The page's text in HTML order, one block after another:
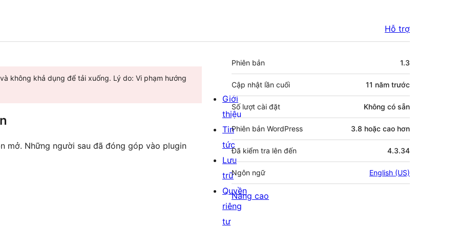
Hỗ trợ
không khả dụng để tải xuống. Lý do: Vi phạm hướng
mở. Những người sau đã đóng góp vào plugin
Meta
Phiên bản 1.3
Cập nhật lần cuối 11 năm trước
Số lượt cài đặt Không có sẵn
Phiên bản WordPress 3.8 hoặc cao hơn
Đã kiểm tra lên đến 4.3.34
Ngôn ngữ English (US)
Nâng cao
Giới
thiệu
Tin
tức
Lưu
trữ
Quyền
riêng
tư